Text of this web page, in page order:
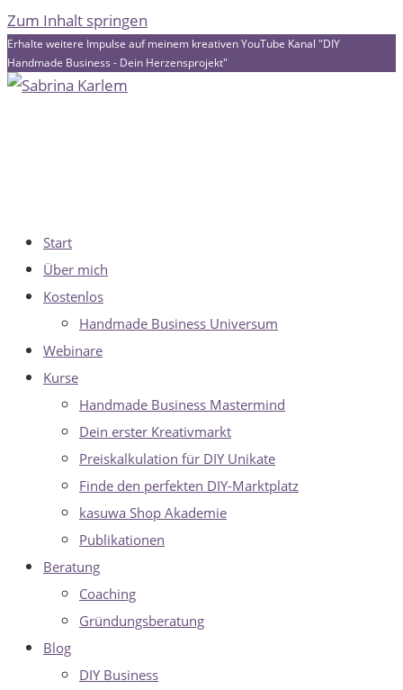
Zum Inhalt springen
Erhalte weitere Impulse auf meinem kreativen YouTube Kanal "DIY
Handmade Business - Dein Herzensprojekt"
Start
Über mich
Kostenlos
Handmade Business Universum
Webinare
Kurse
Handmade Business Mastermind
Dein erster Kreativmarkt
Preiskalkulation für DIY Unikate
Finde den perfekten DIY-Marktplatz
kasuwa Shop Akademie
Publikationen
Beratung
Coaching
Gründungsberatung
Blog
DIY Business